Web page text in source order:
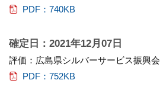
PDF：740KB
確定日：2021年12月07日
評価：広島県シルバーサービス振興会
PDF：752KB